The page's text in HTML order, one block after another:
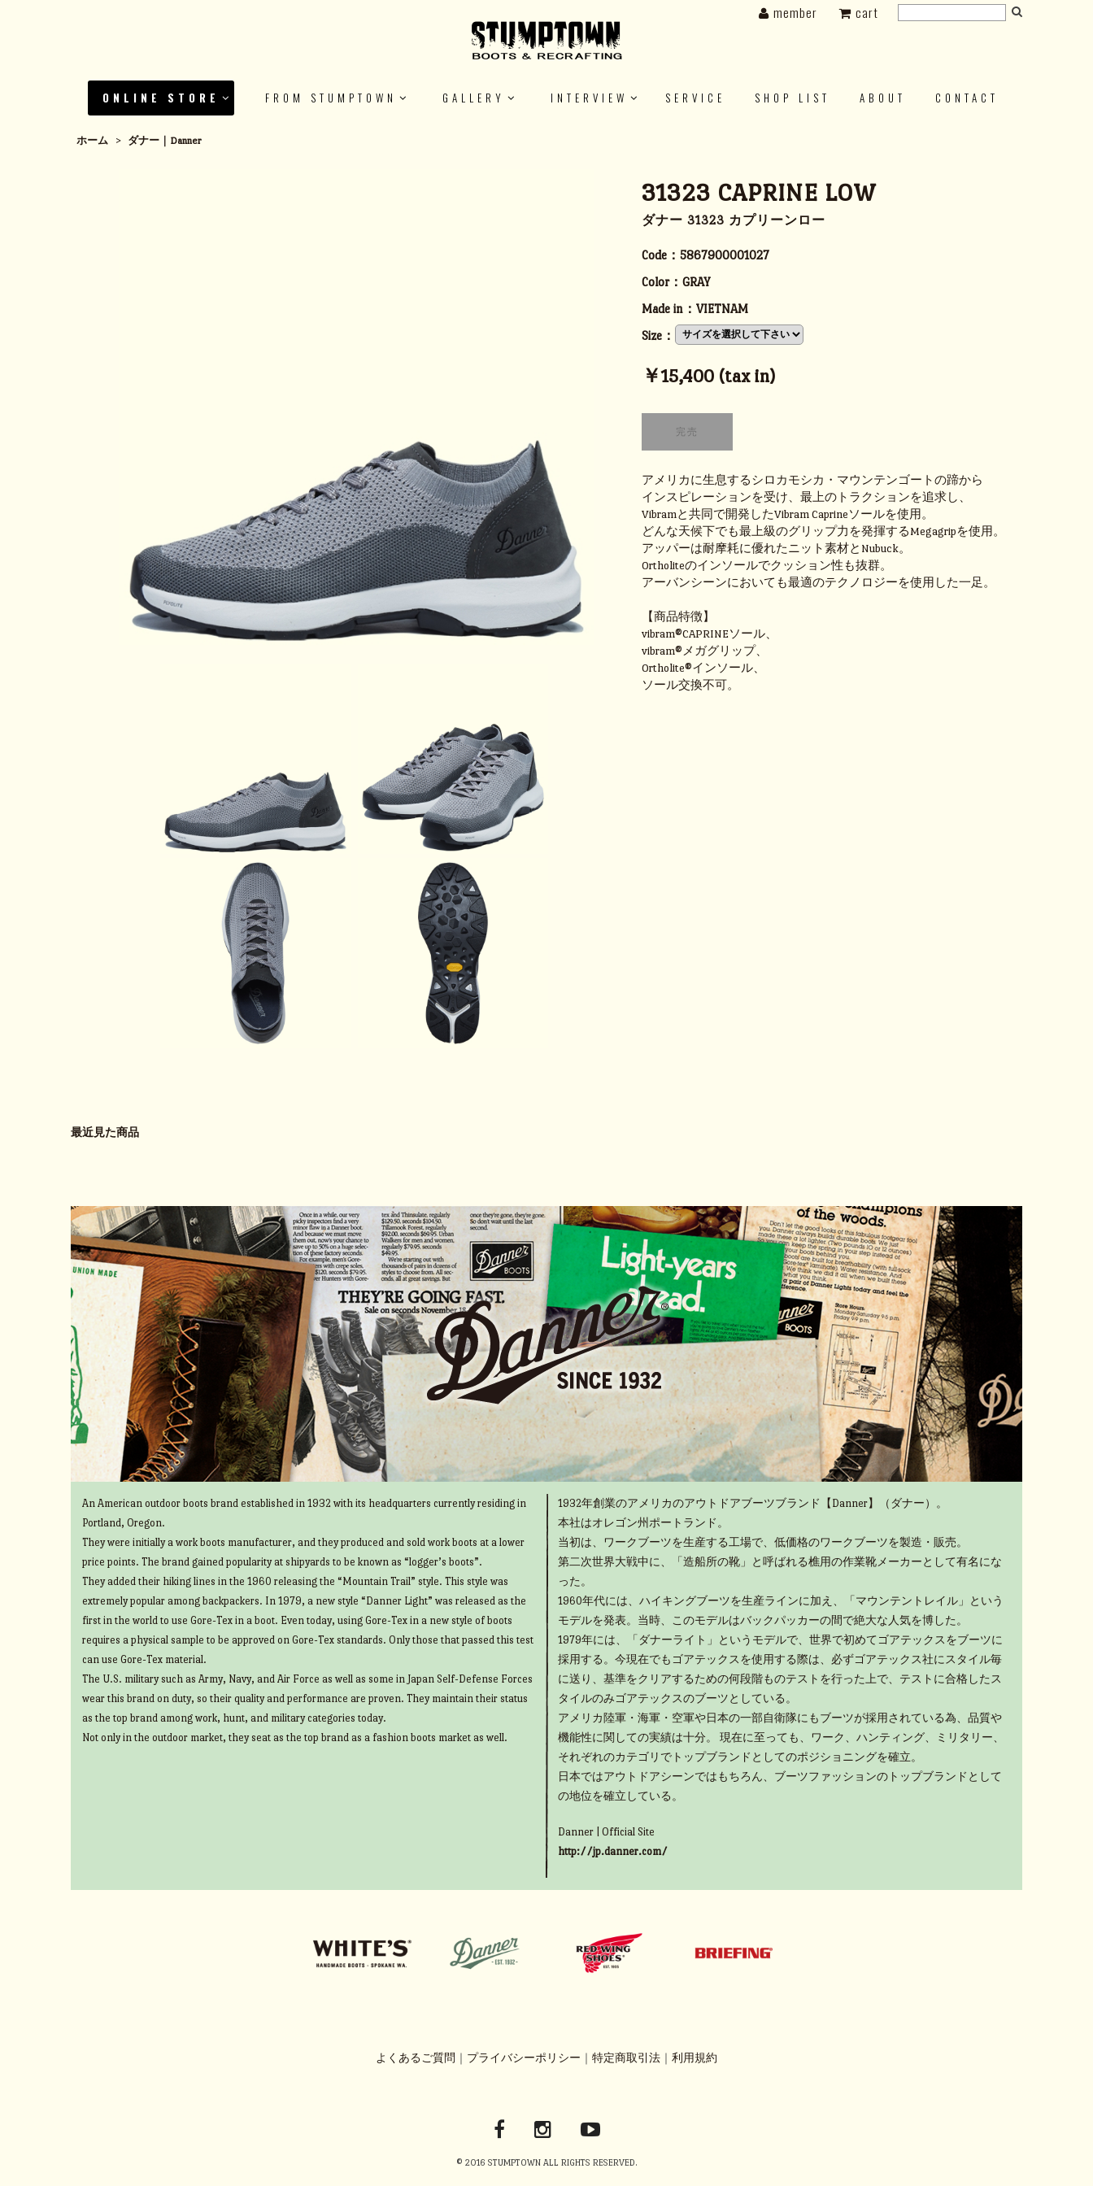
ONLINE STORE FROM STUMPTOWN GALLERY INTERVIEW SERVICE SHOP LIST ABOUT CONTACT
member cart
ホーム > ダナー｜Danner
31323 CAPRINE LOW
ダナー 31323 カプリーンロー
Code： 5867900001027
Color： GRAY
Made in： VIETNAM
Size：
￥15,400 (tax in)
アメリカに生息するシロカモシカ・マウンテンゴートの蹄から
インスピレーションを受け、最上のトラクションを追求し、
Vibramと共同で開発したVibram Caprineソールを使用。
どんな天候下でも最上級のグリップ力を発揮するMegagripを使用。
アッパーは耐摩耗に優れたニット素材とNubuck。
Ortholiteのインソールでクッション性も抜群。
アーバンシーンにおいても最適のテクノロジーを使用した一足。
【商品特徴】
vibram®CAPRINEソール、
vibram®メガグリップ、
Ortholite®インソール、
ソール交換不可。
最近見た商品
An American outdoor boots brand established in 1932 with its headquarters currently residing in
Portland, Oregon.
They were initially a work boots manufacturer, and they produced and sold work boots at a lower
price points. The brand gained popularity at shipyards to be known as “logger’s boots”.
They added their hiking lines in the 1960 releasing the “Mountain Trail” style. This style was
extremely popular among backpackers. In 1979, a new style “Danner Light” was released as the
first in the world to use Gore-Tex in a boot. Even today, using Gore-Tex in a new style of boots
requires a physical sample to be approved on Gore-Tex standards. Only those that passed this test
can use Gore-Tex material.
The U.S. military such as Army, Navy, and Air Force as well as some in Japan Self-Defense Forces
wear this brand on duty, so their quality and performance are proven. They maintain their status
as the top brand among work, hunt, and military categories today.
Not only in the outdoor market, they seat as the top brand as a fashion boots market as well.
1932年創業のアメリカのアウトドアブーツブランド【Danner】（ダナー）。
本社はオレゴン州ポートランド。
当初は、ワークブーツを生産する工場で、低価格のワークブーツを製造・販売。
第二次世界大戦中に、「造船所の靴」と呼ばれる樵用の作業靴メーカーとして有名にな
った。
1960年代には、ハイキングブーツを生産ラインに加え、「マウンテントレイル」という
モデルを発表。当時、このモデルはバックパッカーの間で絶大な人気を博した。
1979年には、「ダナーライト」というモデルで、世界で初めてゴアテックスをブーツに
採用する。今現在でもゴアテックスを使用する際は、必ずゴアテックス社にスタイル毎
に送り、基準をクリアするための何段階ものテストを行った上で、テストに合格したス
タイルのみゴアテックスのブーツとしている。
アメリカ陸軍・海軍・空軍や日本の一部自衛隊にもブーツが採用されている為、品質や
機能性に関しての実績は十分。 現在に至っても、ワーク、ハンティング、ミリタリー、
それぞれのカテゴリでトップブランドとしてのポジショニングを確立。
日本ではアウトドアシーンではもちろん、ブーツファッションのトップブランドとして
の地位を確立している。
Danner | Official Site
http://jp.danner.com/
よくあるご質問 プライバシーポリシー 特定商取引法 利用規約
© 2016 STUMPTOWN ALL RIGHTS RESERVED.